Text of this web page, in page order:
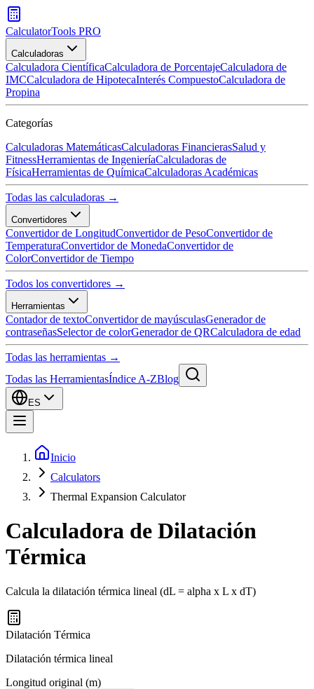
CalculatorTools PRO
Calculadoras
Calculadora CientíficaCalculadora de PorcentajeCalculadora de
IMCCalculadora de HipotecaInterés CompuestoCalculadora de
Propina
Categorías
Calculadoras MatemáticasCalculadoras FinancierasSalud y
FitnessHerramientas de IngenieríaCalculadoras de
FísicaHerramientas de QuímicaCalculadoras Académicas
Todas las calculadoras →
Convertidores
Convertidor de LongitudConvertidor de PesoConvertidor de
TemperaturaConvertidor de MonedaConvertidor de
ColorConvertidor de Tiempo
Todos los convertidores →
Herramientas
Contador de textoConvertidor de mayúsculasGenerador de
contraseñasSelector de colorGenerador de QRCalculadora de edad
Todas las herramientas →
Todas las HerramientasÍndice A-ZBlog
ES
Inicio
Calculators
Thermal Expansion Calculator
Calculadora de Dilatación
Térmica
Calcula la dilatación térmica lineal (dL = alpha x L x dT)
Dilatación Térmica
Dilatación térmica lineal
Longitud original (m)